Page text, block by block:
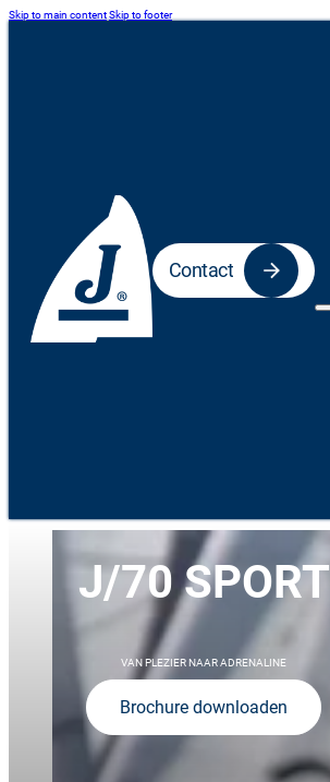
Skip to main contentSkip to footer
Contact
J/70 SPORT
VAN PLEZIER NAAR ADRENALINE